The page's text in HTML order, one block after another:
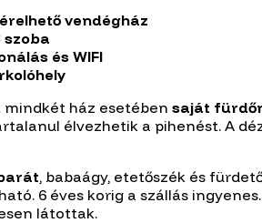
vendégház
szoba
és WIFI
mindkét ház esetében saját
élvezhetik a pihenést. A
, babaágy, etetőszék és
6 éves korig a szállás
látottak.